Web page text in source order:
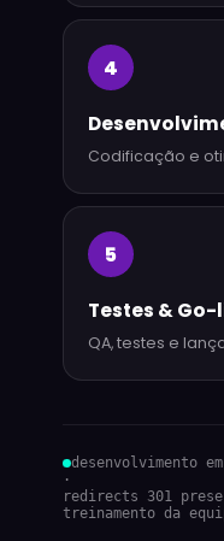
4
Codificação e
5
Testes &
QA, testes e
desenvolvimento
·
redirects 301
treinamento da